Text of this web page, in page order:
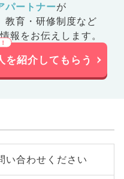
パートナーが
教育・研修制度など
報をお伝えします。
を紹介してもらう
い合わせください